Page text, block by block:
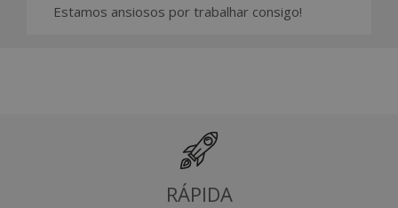
Estamos ansiosos por trabalhar consigo!
RÁPIDA